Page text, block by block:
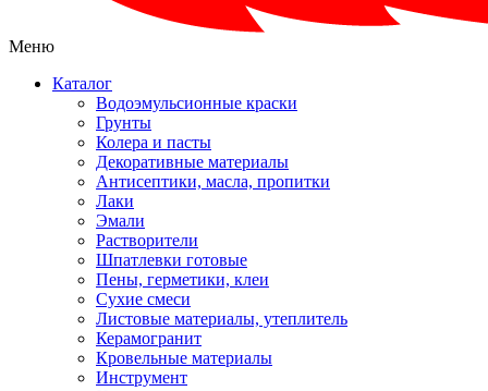
Меню
Каталог
Водоэмульсионные краски
Грунты
Колера и пасты
Декоративные материалы
Антисептики, масла, пропитки
Лаки
Эмали
Растворители
Шпатлевки готовые
Пены, герметики, клеи
Сухие смеси
Листовые материалы, утеплитель
Керамогранит
Кровельные материалы
Инструмент